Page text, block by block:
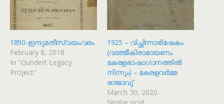
1890-ഇന്ദുമതീസ്വയംവരം
February 8, 2018
In "Gundert Legacy
Project"
1925 – വിച്ഛിന്നാഭിഷേകം
(വാത്മീകിരാമായണം
കേരളഭാഷാഗാനത്തിൽ
നിന്നും) – കേരളവർമ്മ
രാജാവു്
March 30, 2020
Similar post